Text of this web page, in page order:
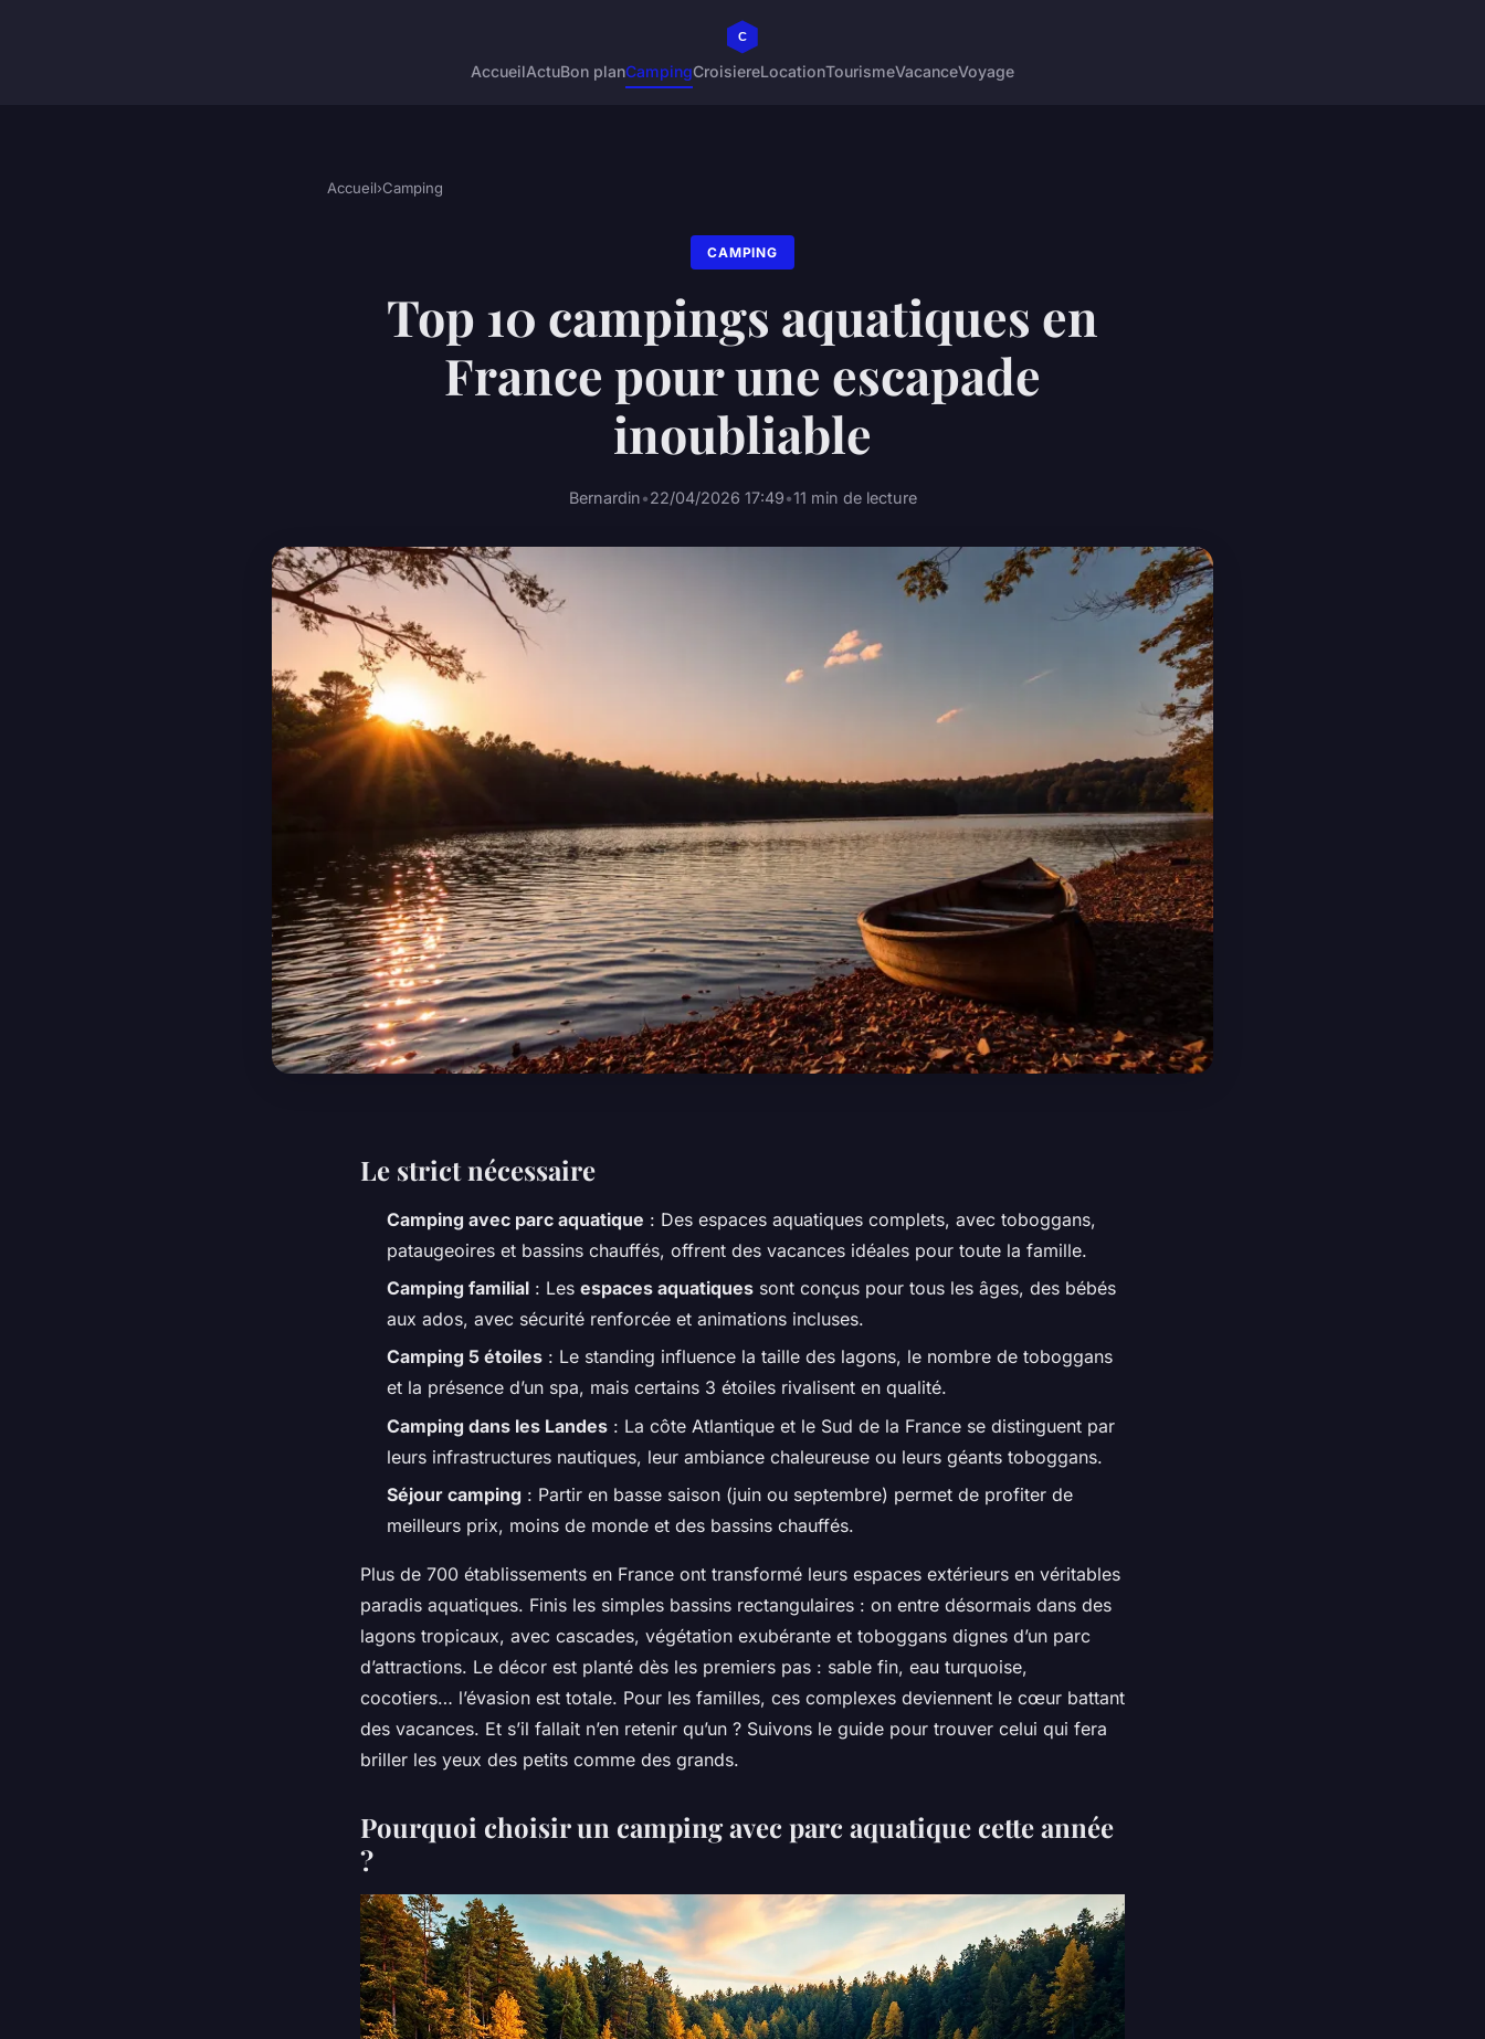
AccueilActuBon planCampingCroisiereLocationTourismeVacanceVoyage
Accueil›Camping
CAMPING
Top 10 campings aquatiques en
France pour une escapade
inoubliable
Bernardin•22/04/2026 17:49•11 min de lecture
Le strict nécessaire
Camping avec parc aquatique : Des espaces aquatiques complets, avec toboggans,
pataugeoires et bassins chauffés, offrent des vacances idéales pour toute la famille.
Camping familial : Les espaces aquatiques sont conçus pour tous les âges, des bébés
aux ados, avec sécurité renforcée et animations incluses.
Camping 5 étoiles : Le standing influence la taille des lagons, le nombre de toboggans
et la présence d’un spa, mais certains 3 étoiles rivalisent en qualité.
Camping dans les Landes : La côte Atlantique et le Sud de la France se distinguent par
leurs infrastructures nautiques, leur ambiance chaleureuse ou leurs géants toboggans.
Séjour camping : Partir en basse saison (juin ou septembre) permet de profiter de
meilleurs prix, moins de monde et des bassins chauffés.
Plus de 700 établissements en France ont transformé leurs espaces extérieurs en véritables
paradis aquatiques. Finis les simples bassins rectangulaires : on entre désormais dans des
lagons tropicaux, avec cascades, végétation exubérante et toboggans dignes d’un parc
d’attractions. Le décor est planté dès les premiers pas : sable fin, eau turquoise,
cocotiers… l’évasion est totale. Pour les familles, ces complexes deviennent le cœur battant
des vacances. Et s’il fallait n’en retenir qu’un ? Suivons le guide pour trouver celui qui fera
briller les yeux des petits comme des grands.
Pourquoi choisir un camping avec parc aquatique cette année
?